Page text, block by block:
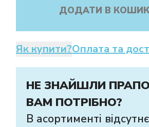
ДОДАТИ В КОШИК
Як купити?Оплата та
НЕ ЗНАЙШЛИ
ВАМ ПОТРІБНО?
В асортименті відсутнє